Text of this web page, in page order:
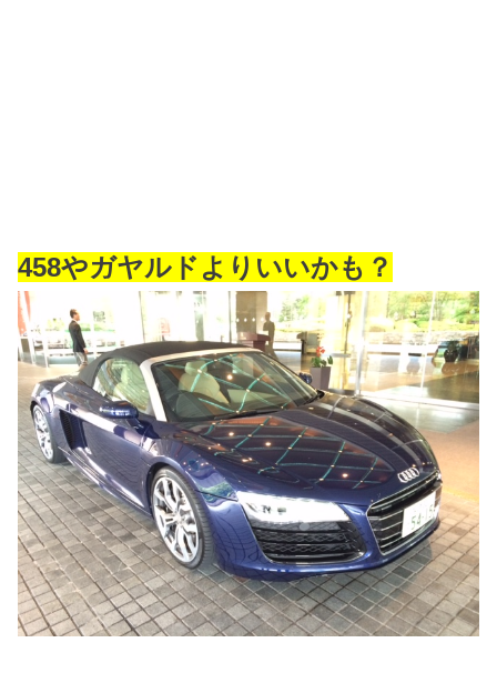
458やガヤルドよりいいかも？